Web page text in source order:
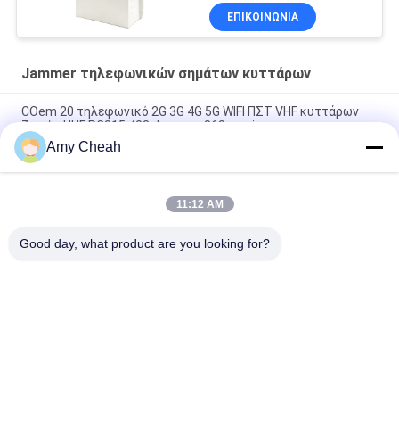
ΕΠΙΚΟΙΝΩΝΊΑ
Jammer τηλεφωνικών σημάτων κυττάρων
COem 20 τηλεφωνικό 2G 3G 4G 5G WIFI ΠΣΤ VHF κυττάρων
ζωνών UHF RC315 433 Jammer 868 σημάτων
40W μέσης ησχύος 150m Jammer τηλεφωνικών σημάτων
κυττάρων 8 καναλιών για τη φυλακή
Εσωτερικό πανκατευθυντικό Jammer 33dBm 4Band
Amy Cheah
11:12 AM
Good day, what product are you looking for?